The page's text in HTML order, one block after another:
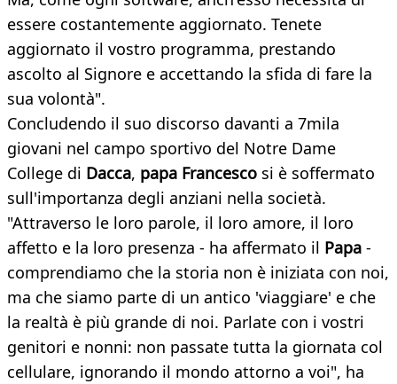
essere costantemente aggiornato. Tenete
aggiornato il vostro programma, prestando
ascolto al Signore e accettando la sfida di fare la
sua volontà".
Concludendo il suo discorso davanti a 7mila
giovani nel campo sportivo del Notre Dame
College di Dacca, papa Francesco si è soffermato
sull'importanza degli anziani nella società.
"Attraverso le loro parole, il loro amore, il loro
affetto e la loro presenza - ha affermato il Papa -
comprendiamo che la storia non è iniziata con noi,
ma che siamo parte di un antico 'viaggiare' e che
la realtà è più grande di noi. Parlate con i vostri
genitori e nonni: non passate tutta la giornata col
cellulare, ignorando il mondo attorno a voi", ha